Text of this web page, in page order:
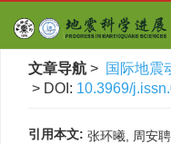
文章导航 > 国际地震
> DOI: 10.3969/
引用本文: 张环曦, 周安